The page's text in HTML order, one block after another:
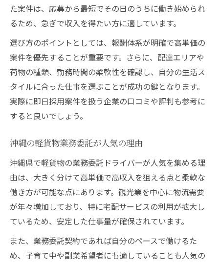
た案件は、応募から最短でその日のうちに働き始められ
るため、急ぎで収入を得たい方に適しています。
選び方のポイントとしては、報酬体系が明確で高単価の
案件を優先することが重要です。さらに、配達エリアや
荷物の種類、勤務時間の柔軟性を確認し、自分の生活ス
タイルに合った仕事を選ぶことが成功の鍵となります。
実際に即日採用案件を扱う企業の口コミや評判も参考に
すると良いでしょう。
沖縄の軽貨物業務委託が人気の理由
沖縄県で軽貨物の業務委託ドライバーが人気を集める理
由は、大きく分けて高単価で高収入を狙える点と柔軟な
働き方が可能な点にあります。観光業を中心に物流需要
が年々増加しており、特に宅配サービスの利用が拡大し
ているため、安定した仕事量が確保されています。
また、業務委託契約であれば自分のペースで働けるた
め、子育て中や副業希望者にも適していることも人気の